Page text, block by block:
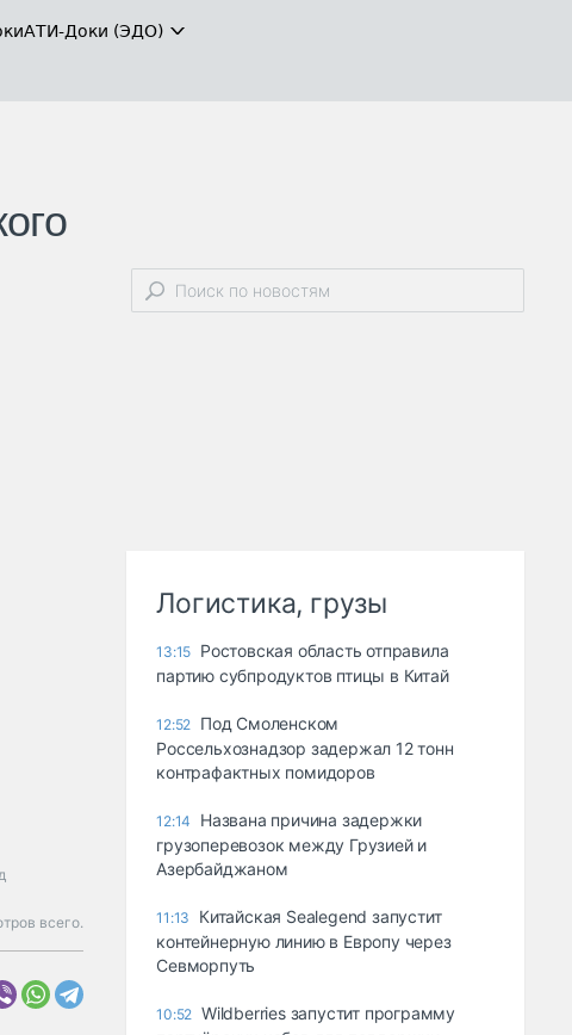
АТИ-Доки (ЭДО)
всего.
Логистика, грузы
13:15 Ростовская область отправила
партию субпродуктов птицы в Китай
12:52 Под Смоленском
Россельхознадзор задержал 12 тонн
контрафактных помидоров
12:14
Названа причина задержки
грузоперевозок между Грузией и
Азербайджаном
11:13
Китайская Sealegend запустит
контейнерную линию в Европу через
Севморпуть
10:52 Wildberries запустит программу